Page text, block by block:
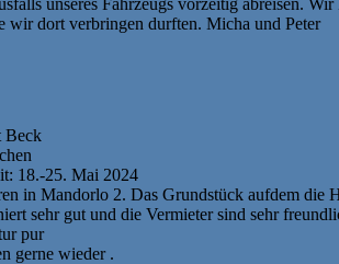
unseres Fahrzeugs vorzeitig abreisen.
wir dort verbringen durften. Micha und Peter
Beck
18.-25. Mai 2024
in Mandorlo 2. Das Grundstück aufdem die
sehr gut und die Vermieter sind sehr
pur
gerne wieder .